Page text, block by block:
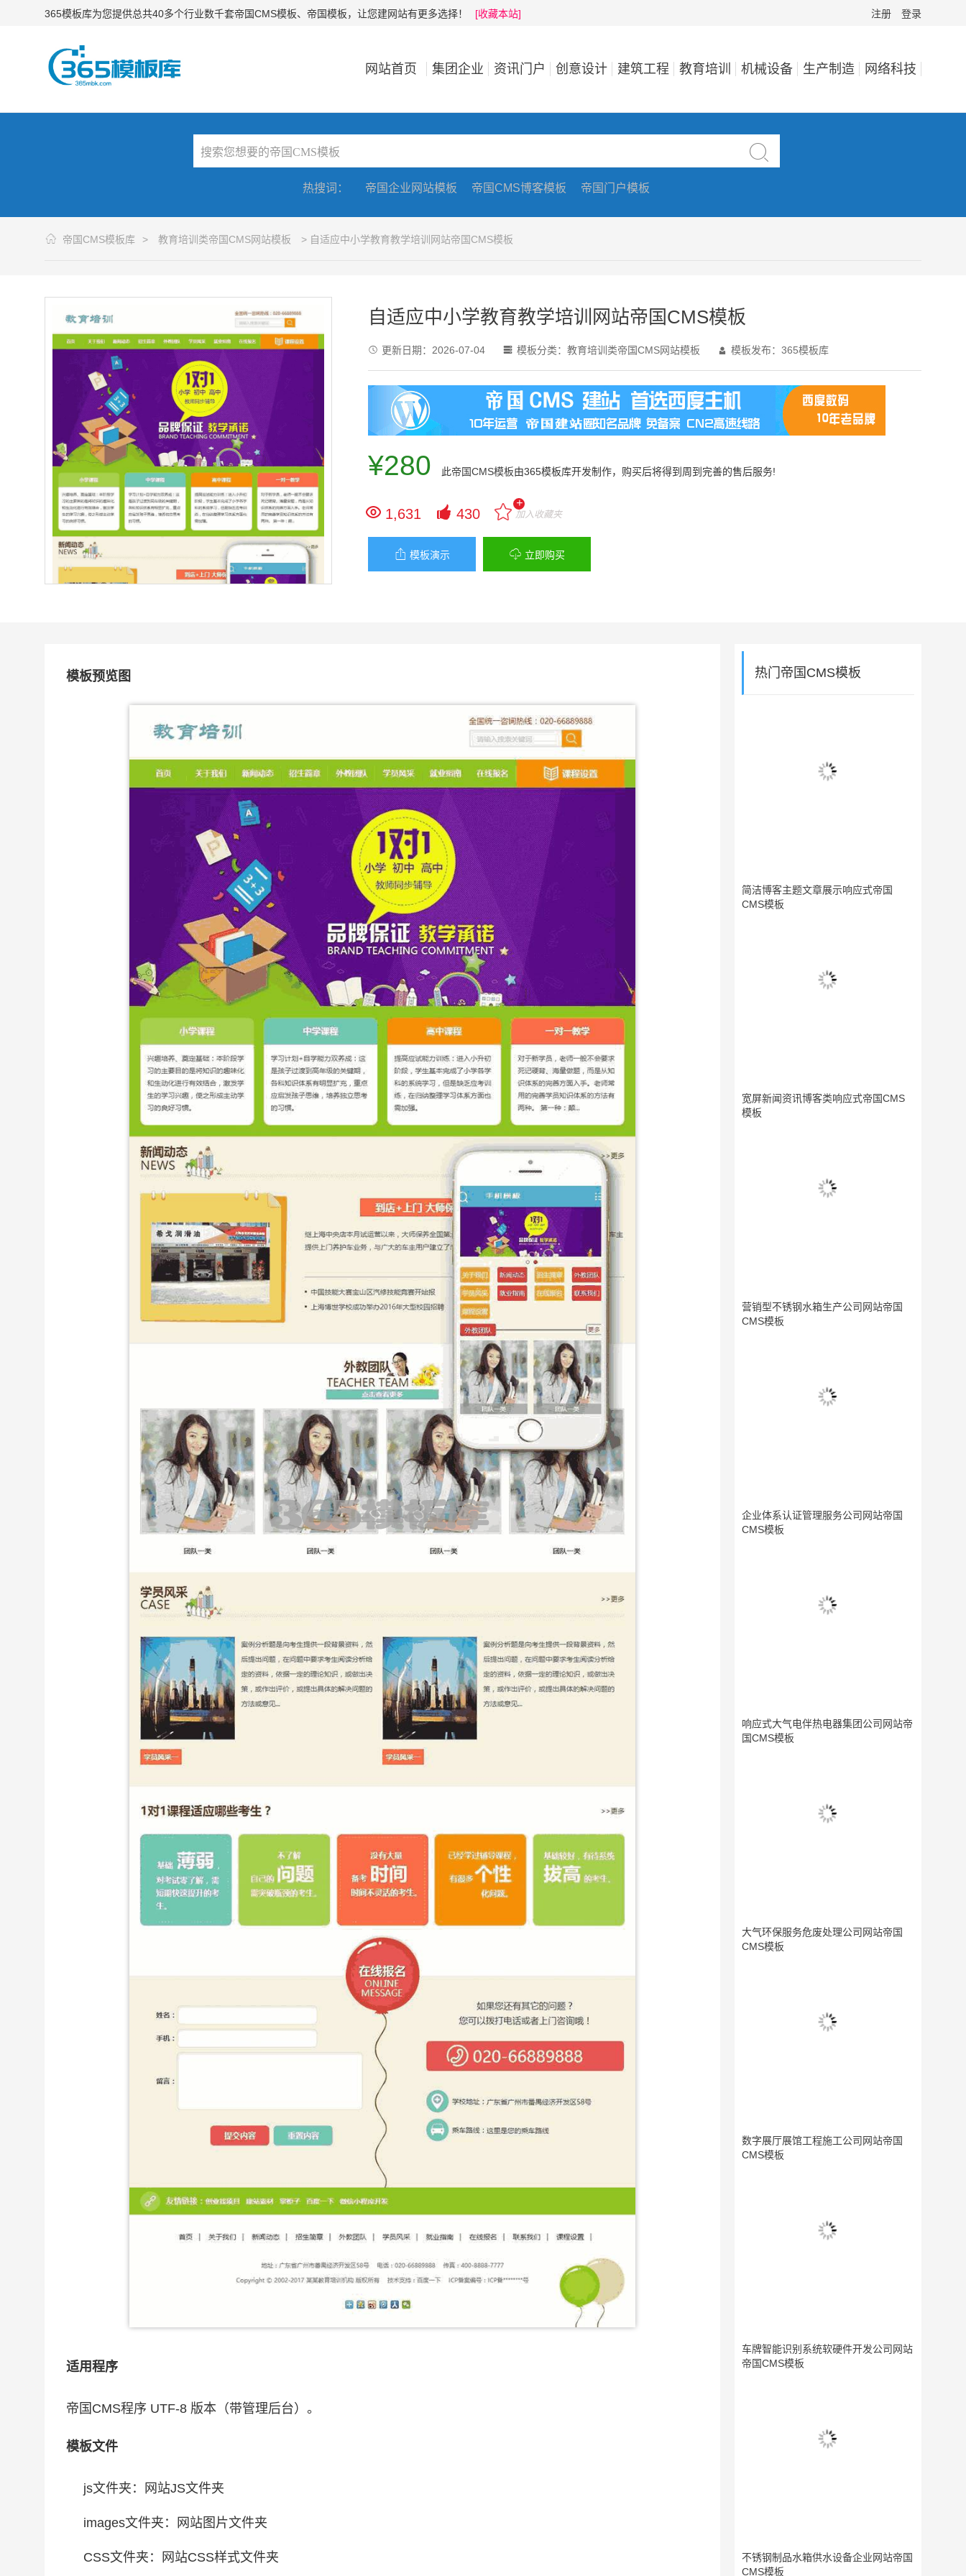
365模板库为您提供总共40多个行业数千套帝国CMS模板、帝国模板，让您建网站有更多选择！ [收藏本站] 注册 登录
网站首页 集团企业 资讯门户 创意设计 建筑工程 教育培训 机械设备 生产制造 网络科技

热搜词： 帝国企业网站模板 帝国CMS博客模板 帝国门户模板
帝国CMS模板库 > 教育培训类帝国CMS网站模板 > 自适应中小学教育教学培训网站帝国CMS模板
自适应中小学教育教学培训网站帝国CMS模板
 更新日期： 2026-07-04  模板分类： 教育培训类帝国CMS网站模板  模板发布：365模板库
¥280 此帝国CMS模板由365模板库开发制作，购买后将得到周到完善的售后服务!
 1,631  430
+
加入收藏夹
 模板演示  立即购买
模板预览图
适用程序
帝国CMS程序 UTF-8 版本（带管理后台）。
模板文件
js文件夹：网站JS文件夹
images文件夹：网站图片文件夹
CSS文件夹：网站CSS样式文件夹
热门帝国CMS模板
简洁博客主题文章展示响应式帝国
CMS模板
宽屏新闻资讯博客类响应式帝国CMS
模板
营销型不锈钢水箱生产公司网站帝国
CMS模板
企业体系认证管理服务公司网站帝国
CMS模板
响应式大气电伴热电器集团公司网站帝
国CMS模板
大气环保服务危废处理公司网站帝国
CMS模板
数字展厅展馆工程施工公司网站帝国
CMS模板
车牌智能识别系统软硬件开发公司网站
帝国CMS模板
不锈钢制品水箱供水设备企业网站帝国
CMS模板